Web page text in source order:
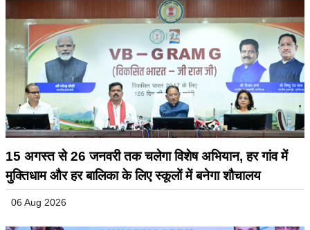
15 अगस्त से 26 जनवरी तक चलेगा विशेष अभियान, हर गांव में
मुक्तिधाम और हर बालिका के लिए स्कूलों में बनेगा शौचालय
06 Aug 2026